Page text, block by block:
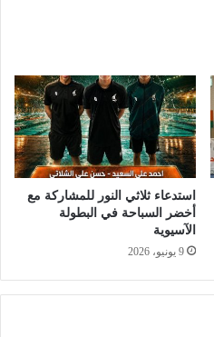
استدعاء ثلاثي النور للمشاركة مع
أخضر السباحة في البطولة
الآسيوية
9 يونيو، 2026